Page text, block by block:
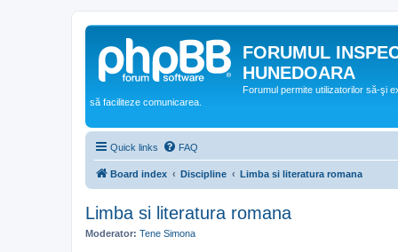
FORUMUL
HUNEDOARA
Forumul permite utilizatorilor să-şi
să faciliteze comunicarea.
Quick links FAQ
Board index Discipline Limba si literatura romana
Limba si literatura romana
Moderator: Tene Simona